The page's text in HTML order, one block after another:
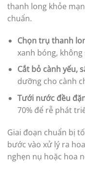
thanh long khỏe
chuẩn.
Chọn trụ thanh
xanh bóng, không
Cắt bỏ cành yếu,
dưỡng cho cành
Tưới nước đều
70% để rễ phát
Giai đoạn chuẩn bị
bước vào xử lý ra
nghẹn nụ hoặc hoa